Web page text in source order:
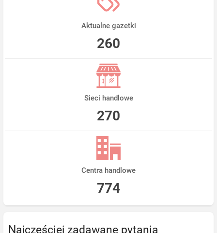
Aktualne gazetki
260
Sieci handlowe
270
Centra handlowe
774
Najczęściej zadawane pytania